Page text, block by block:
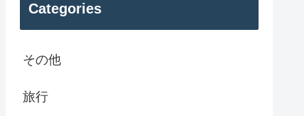
Categories
その他
旅行